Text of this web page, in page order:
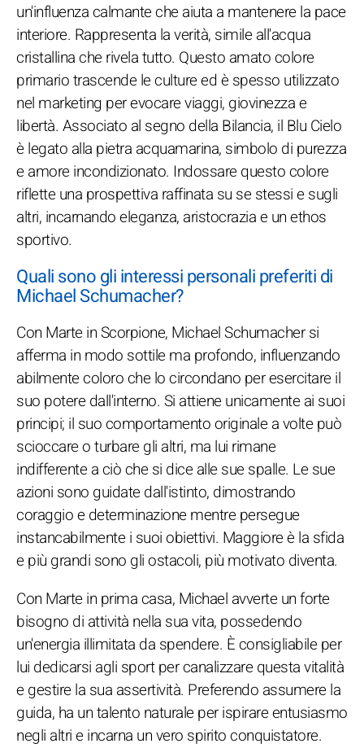
un'influenza calmante che aiuta a mantenere la pace
interiore. Rappresenta la verità, simile all'acqua
cristallina che rivela tutto. Questo amato colore
primario trascende le culture ed è spesso utilizzato
nel marketing per evocare viaggi, giovinezza e
libertà. Associato al segno della Bilancia, il Blu Cielo
è legato alla pietra acquamarina, simbolo di purezza
e amore incondizionato. Indossare questo colore
riflette una prospettiva raffinata su se stessi e sugli
altri, incarnando eleganza, aristocrazia e un ethos
sportivo.
Quali sono gli interessi personali preferiti di
Michael Schumacher?
Con Marte in Scorpione, Michael Schumacher si
afferma in modo sottile ma profondo, influenzando
abilmente coloro che lo circondano per esercitare il
suo potere dall'interno. Si attiene unicamente ai suoi
principi; il suo comportamento originale a volte può
scioccare o turbare gli altri, ma lui rimane
indifferente a ciò che si dice alle sue spalle. Le sue
azioni sono guidate dall'istinto, dimostrando
coraggio e determinazione mentre persegue
instancabilmente i suoi obiettivi. Maggiore è la sfida
e più grandi sono gli ostacoli, più motivato diventa.
Con Marte in prima casa, Michael avverte un forte
bisogno di attività nella sua vita, possedendo
un'energia illimitata da spendere. È consigliabile per
lui dedicarsi agli sport per canalizzare questa vitalità
e gestire la sua assertività. Preferendo assumere la
guida, ha un talento naturale per ispirare entusiasmo
negli altri e incarna un vero spirito conquistatore.